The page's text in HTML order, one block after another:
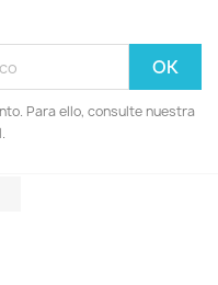
Para ello, consulte nuestra